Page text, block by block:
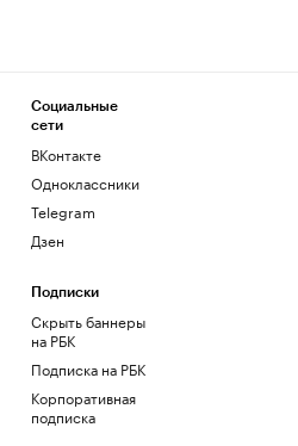
Социальные
сети
ВКонтакте
Одноклассники
Telegram
Дзен
Подписки
Скрыть баннеры
на РБК
Подписка на РБК
Корпоративная
подписка